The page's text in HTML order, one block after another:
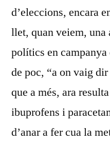
d’eleccions, encara
llet, quan veiem, una
polítics en
de poc, “a on vaig
que a més, ara
ibuprofens i
d’anar a fer cua la